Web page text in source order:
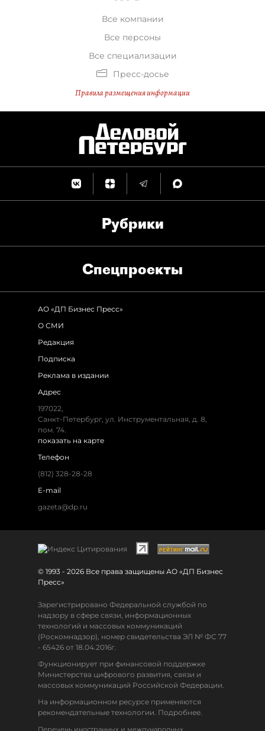
Все компании
Все персоны
Все специализации
Пресс-досье
Правила размещения информации
Рубрики
Спец­проекты
АО «ДП Бизнес Пресс»
О СМИ
Редакция
Подписка
Реклама в издании
Адрес
197022,
Санкт-Петербург, ул. Инструментальная, д. 8,
пом. 74.
показать на карте
Телефон
(812) 328-28-28
E-mail
gazeta@dp.ru
© 1993 - 2026 Все права защищены АО «ДП Бизнес
Пресс»
Зарегистрировано Федеральной службой по
надзору в сфере связи, информационных
технологий и массовых коммуникаций
(Роскомнадзор), номер свидетельства ЭЛ № ФС 77
- 65426 от 18.04.2016г.
Функционирует при финансовой поддержке
Министерства цифрового развития, связи и
массовых коммуникаций Российской Федерации.
На информационном ресурсе применяются
рекомендательные технологии. Подробнее.
Перечень иностранных и международных